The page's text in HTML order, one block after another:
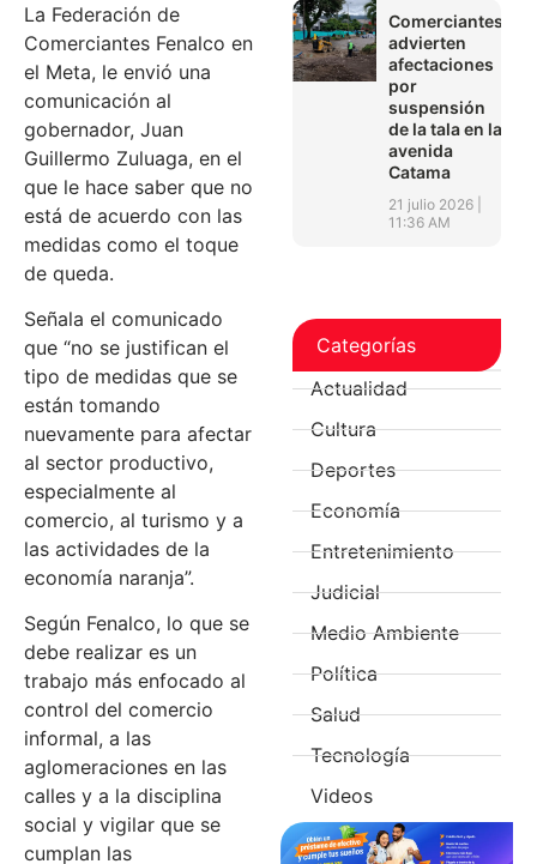
La Federación de
Comerciantes Fenalco en
el Meta, le envió una
comunicación al
gobernador, Juan
Guillermo Zuluaga, en el
que le hace saber que no
está de acuerdo con las
medidas como el toque
de queda.
Señala el comunicado
que “no se justifican el
tipo de medidas que se
están tomando
nuevamente para afectar
al sector productivo,
especialmente al
comercio, al turismo y a
las actividades de la
economía naranja”.
Según Fenalco, lo que se
debe realizar es un
trabajo más enfocado al
control del comercio
informal, a las
aglomeraciones en las
calles y a la disciplina
social y vigilar que se
cumplan las
Comerciantes
advierten
afectaciones
por
suspensión
de la tala en la
avenida
Catama
21 julio 2026
11:36 AM
Categorías
Actualidad
Cultura
Deportes
Economía
Entretenimiento
Judicial
Medio Ambiente
Política
Salud
Tecnología
Videos